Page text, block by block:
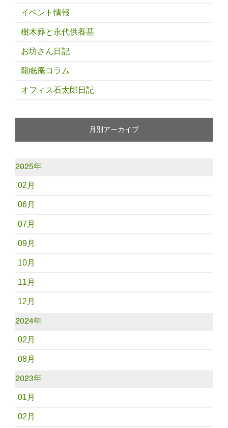
イベント情報
樹木葬と永代供養墓
お坊さん日記
龍眠庵コラム
オフィス石太郎日記
月別アーカイブ
2025年
02月
06月
07月
09月
10月
11月
12月
2024年
02月
08月
2023年
01月
02月